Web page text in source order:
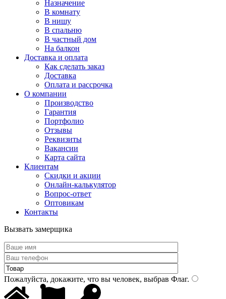
Назначение
В комнату
В нишу
В спальню
В частный дом
На балкон
Доставка и оплата
Как сделать заказ
Доставка
Оплата и рассрочка
О компании
Производство
Гарантия
Портфолио
Отзывы
Реквизиты
Вакансии
Карта сайта
Клиентам
Скидки и акции
Онлайн-калькулятор
Вопрос-ответ
Оптовикам
Контакты
Вызвать замерщика
Пожалуйста, докажите, что вы человек, выбрав Флаг.